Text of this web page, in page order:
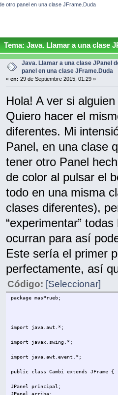
otro panel en una clase JFrame.Duda
Tema: Java. Llamar a una clase
veces)Java. Llamar a una clase JPanel
panel en una clase JFrame.Duda
« en: 29 de Septiembre 2015, 01:29 »
Hola! A ver si
Quiero hacer el
diferentes. Mi
Panel, en una clase
tener otro Panel
de color al pulsar el
todo en una misma
clases diferentes),
“experimentar”
ocurran para así
Este sería el primer
perfectamente, así
Código: [Seleccionar]
package masPrueb;
import java.awt.*;
import javax.swing.*;
import java.awt.event.*;
public class Cambi extends JFrame {
JPanel principal;